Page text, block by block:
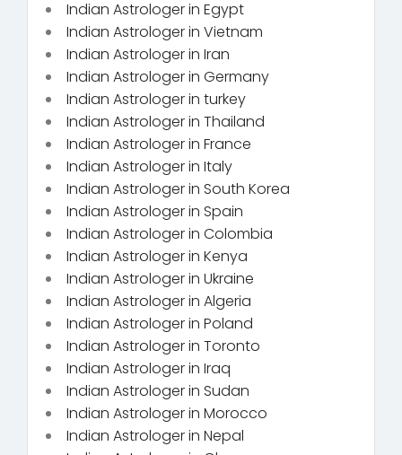
Indian Astrologer in Egypt
Indian Astrologer in Vietnam
Indian Astrologer in Iran
Indian Astrologer in Germany
Indian Astrologer in turkey
Indian Astrologer in Thailand
Indian Astrologer in France
Indian Astrologer in Italy
Indian Astrologer in South Korea
Indian Astrologer in Spain
Indian Astrologer in Colombia
Indian Astrologer in Kenya
Indian Astrologer in Ukraine
Indian Astrologer in Algeria
Indian Astrologer in Poland
Indian Astrologer in Toronto
Indian Astrologer in Iraq
Indian Astrologer in Sudan
Indian Astrologer in Morocco
Indian Astrologer in Nepal